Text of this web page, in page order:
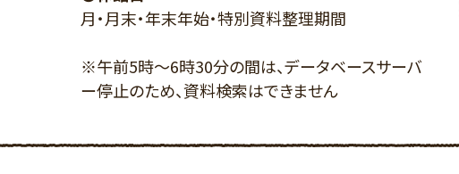
月・月末・年末年始・特別資料整理期間
※午前5時～6時30分の間は、データベースサーバ
ー停止のため、資料検索はできません